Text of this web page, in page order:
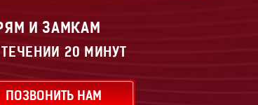
И ЗАМКАМ
20 МИНУТ
ПОЗВОНИТЬ НАМ